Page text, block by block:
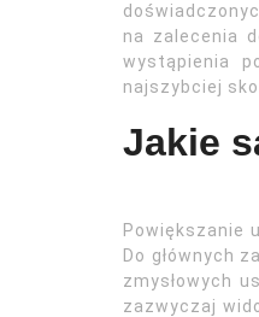
na zalecenia
wystąpienia
najszybciej
Jakie
Powiększanie
Do głównych
zmysłowych
zazwyczaj